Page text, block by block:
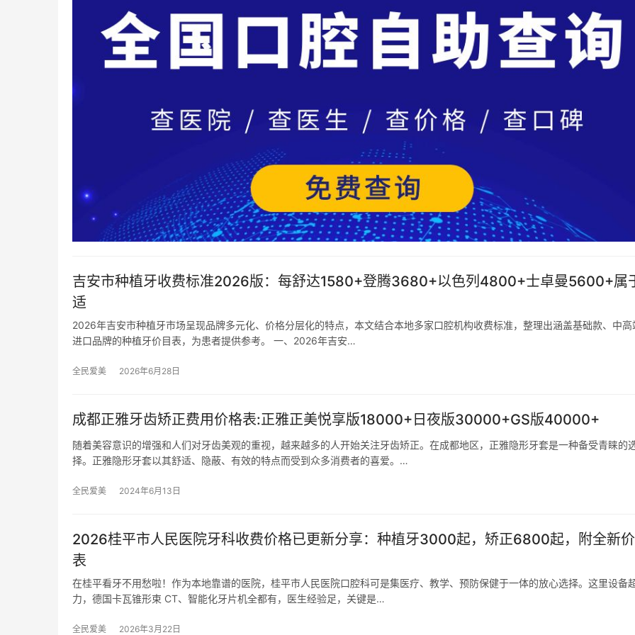
吉安市种植牙收费标准2026版：每舒达1580+登腾3680+以色列4800+士卓曼5600+属
适
2026年吉安市种植牙市场呈现品牌多元化、价格分层化的特点，本文结合本地多家口腔机构收费标准，整理出涵盖基础款、中高
进口品牌的种植牙价目表，为患者提供参考。 一、2026年吉安…
全民爱美 2026年6月28日
成都正雅牙齿矫正费用价格表:正雅正美悦享版18000+日夜版30000+GS版40000+
随着美容意识的增强和人们对牙齿美观的重视，越来越多的人开始关注牙齿矫正。在成都地区，正雅隐形牙套是一种备受青睐的
择。正雅隐形牙套以其舒适、隐蔽、有效的特点而受到众多消费者的喜爱。…
全民爱美 2024年6月13日
2026桂平市人民医院牙科收费价格已更新分享：种植牙3000起，矫正6800起，附全新
表
在桂平看牙不用愁啦！作为本地靠谱的医院，桂平市人民医院口腔科可是集医疗、教学、预防保健于一体的放心选择。这里设备
力，德国卡瓦锥形束 CT、智能化牙片机全都有，医生经验足，关键是…
全民爱美 2026年3月22日